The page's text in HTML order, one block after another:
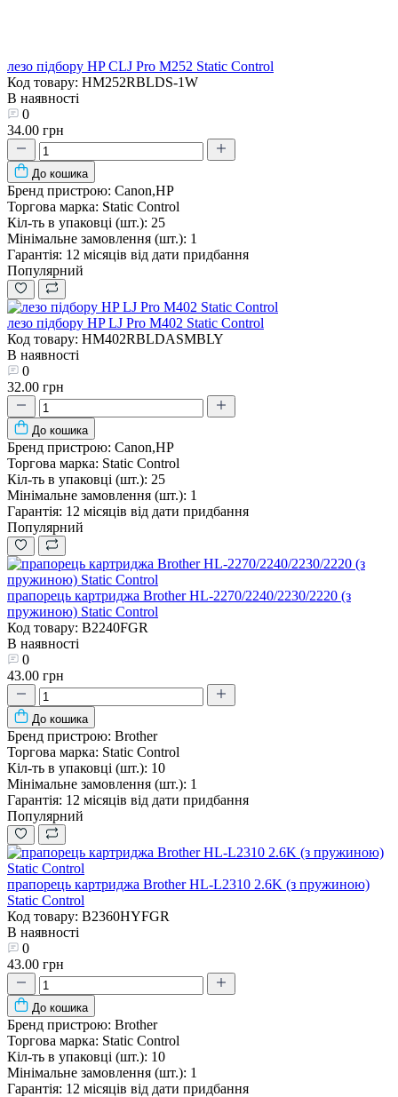
лезо підбору HP CLJ Pro M252 Static Control
Код товару: HM252RBLDS-1W
В наявності
0
34.00 грн
До кошика
Бренд пристрою: Canon,HP
Торгова марка: Static Control
Кіл-ть в упаковці (шт.): 25
Мінімальне замовлення (шт.): 1
Гарантія: 12 місяців від дати придбання
Популярний
лезо підбору HP LJ Pro M402 Static Control
Код товару: HM402RBLDASMBLY
В наявності
0
32.00 грн
До кошика
Бренд пристрою: Canon,HP
Торгова марка: Static Control
Кіл-ть в упаковці (шт.): 25
Мінімальне замовлення (шт.): 1
Гарантія: 12 місяців від дати придбання
Популярний
прапорець картриджа Brother HL-2270/2240/2230/2220 (з
пружиною) Static Control
Код товару: B2240FGR
В наявності
0
43.00 грн
До кошика
Бренд пристрою: Brother
Торгова марка: Static Control
Кіл-ть в упаковці (шт.): 10
Мінімальне замовлення (шт.): 1
Гарантія: 12 місяців від дати придбання
Популярний
прапорець картриджа Brother HL-L2310 2.6K (з пружиною)
Static Control
Код товару: B2360HYFGR
В наявності
0
43.00 грн
До кошика
Бренд пристрою: Brother
Торгова марка: Static Control
Кіл-ть в упаковці (шт.): 10
Мінімальне замовлення (шт.): 1
Гарантія: 12 місяців від дати придбання